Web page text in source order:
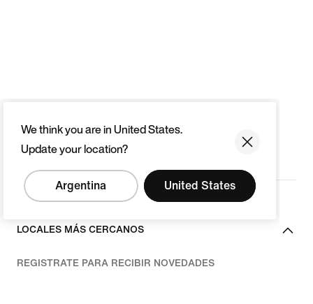
We think you are in United States.
Update your location?
Argentina United States
LOCALES MÁS CERCANOS
REGISTRATE PARA RECIBIR NOVEDADES